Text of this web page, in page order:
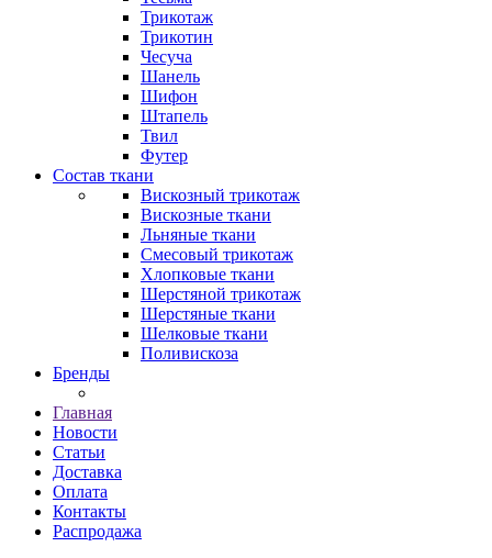
Трикотаж
Трикотин
Чесуча
Шанель
Шифон
Штапель
Твил
Футер
Состав ткани
Вискозный трикотаж
Вискозные ткани
Льняные ткани
Смесовый трикотаж
Хлопковые ткани
Шерстяной трикотаж
Шерстяные ткани
Шелковые ткани
Поливискоза
Бренды
Главная
Новости
Статьи
Доставка
Оплата
Контакты
Распродажа